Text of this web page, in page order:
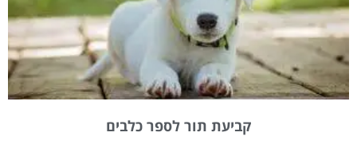
קביעת תור לספר כלבים